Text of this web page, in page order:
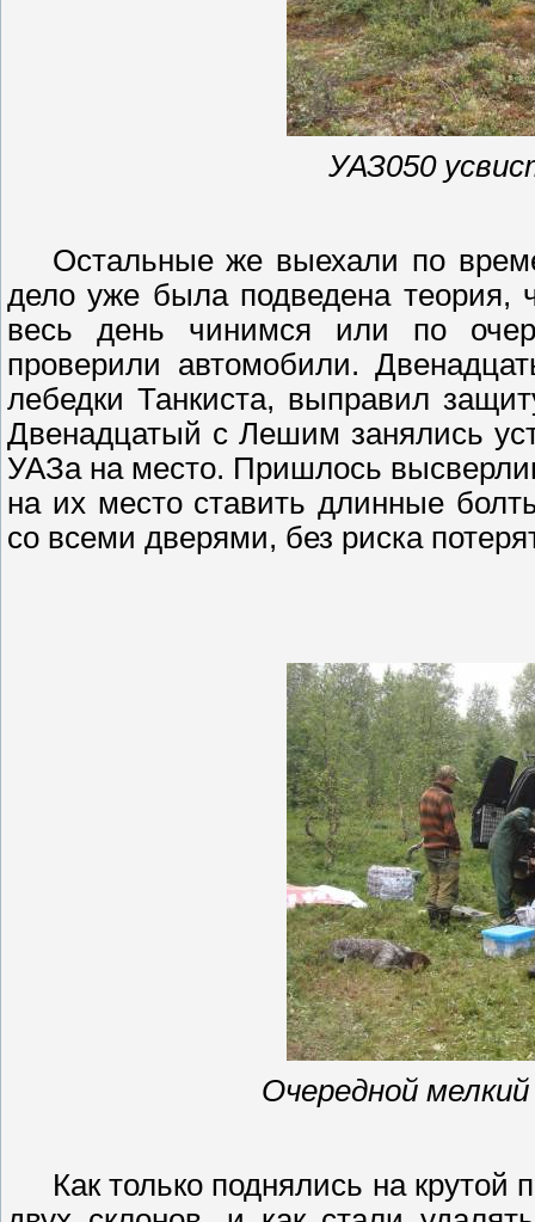
УАЗ050
Остальные же выехали по
дело уже была подведена теория,
весь день чинимся или по
проверили автомобили.
лебедки Танкиста, выправил
Двенадцатый с Лешим занялись
УАЗа на место. Пришлось
на их место ставить длинные
со всеми дверями, без риска
Очередной
Как только поднялись на